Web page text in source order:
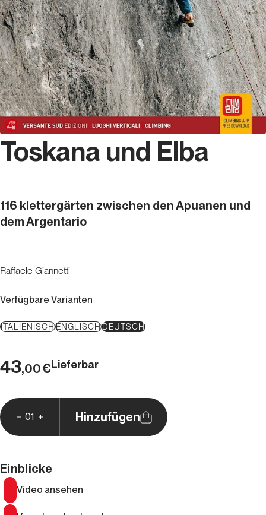
Toskana und Elba
116 klettergärten zwischen den Apuanen und
dem Argentario
Raffaele Giannetti
Verfügbare Varianten
ITALIENISCHENGLISCHDEUTSCH
43,00€Lieferbar
01 Hinzufügen
Einblicke
Video ansehen